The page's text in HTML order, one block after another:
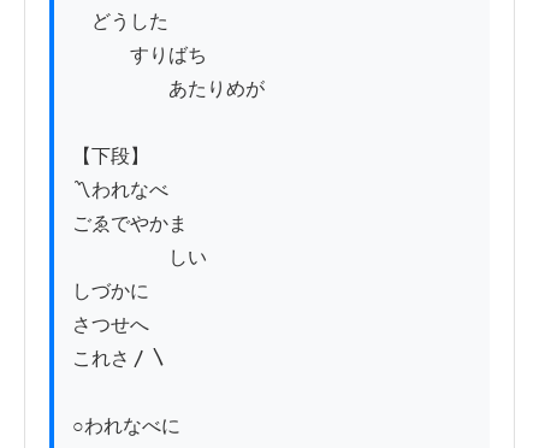
どうした
すりばち
あたりめが
【下段】
〽われなべ
ごゑでやかま
しい
しづかに
さつせへ
これさ〳〵
○われなべに